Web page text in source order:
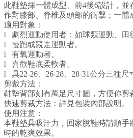
此鞋墊採一體成型、前4後6設計，
作對膝部、脊椎及頭部的衝擊；一體
適用對象：
l 劇烈運動使用者：如球類運動、田
l 慢跑或競走運動者。
l 有氧運動者。
l 喜歡鞋底柔軟者。
l 具22-26、26-28、28-31公分三種尺
剪裁方法：
鞋墊背部刻有萬足尺寸圖，方便你剪
快速剪裁方法：詳見包裝內部說明。
使用注意：
本鞋墊具吸汗力，回家脫鞋時請順
時的乾爽效果。